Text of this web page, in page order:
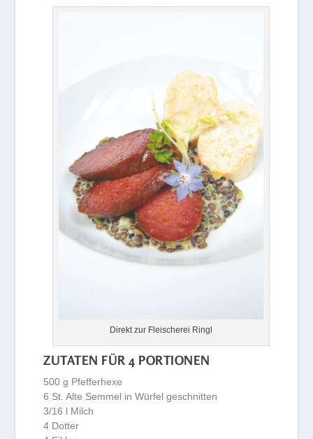
Direkt zur Fleischerei Ringl
ZUTATEN FÜR 4 PORTIONEN
500 g Pfefferhexe
6 St. Alte Semmel in Würfel geschnitten
3/16 l Milch
4 Dotter